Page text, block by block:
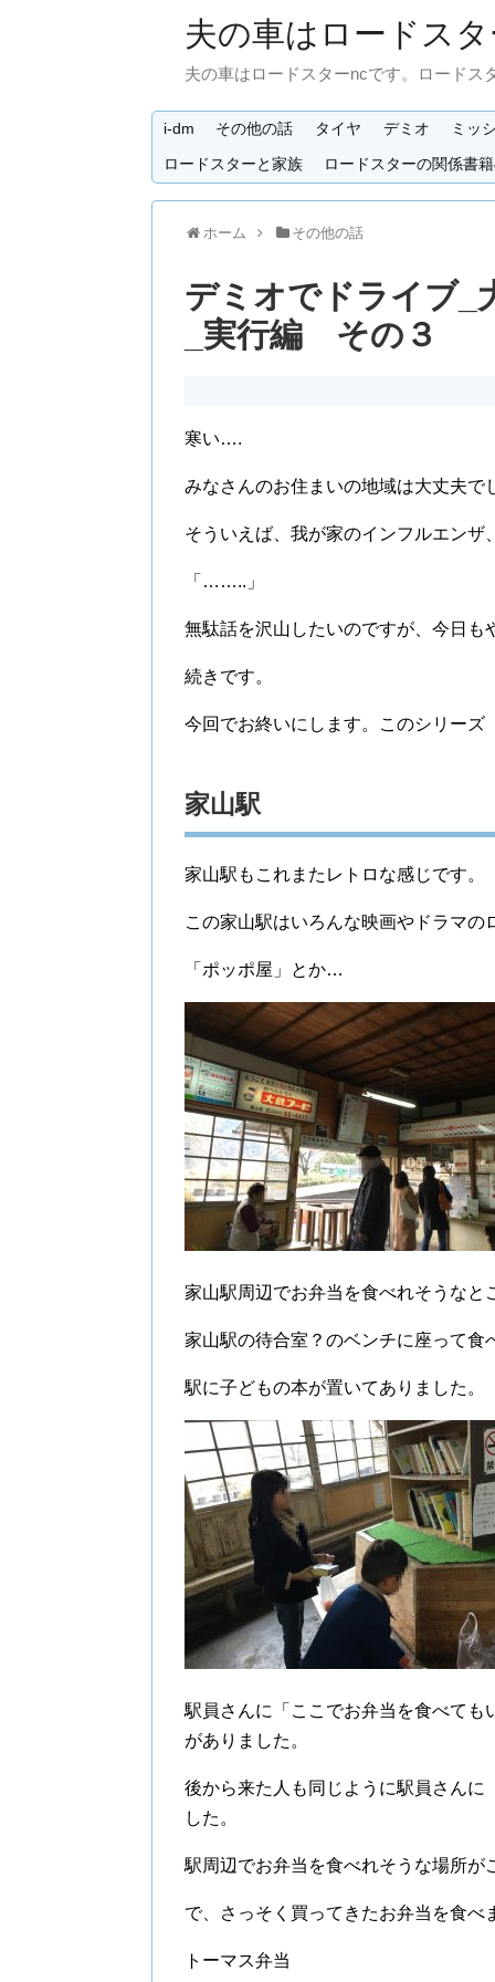
夫の車はロードス
夫の車はロードスターncです。ロードス
i-dm その他の話 タイヤ デミオ
ミッ
ロードスターと家族
ロードスターの関係書
ホーム その他の話
デミオでドライブ_
_実行編 その３
寒い….
みなさんのお住まいの地域は大丈夫で
そういえば、我が家のインフルエン
「……..」
無駄話を沢山したいのですが、今日
続きです。
今回でお終いにします。このシリーズ
家山駅
家山駅もこれまたレトロな感じです。
この家山駅はいろんな映画やドラマの
「ポッポ屋」とか…
家山駅周辺でお弁当を食べれそうな
家山駅の待合室？のベンチに座って食
駅に子どもの本が置いてありました。
駅員さんに「ここでお弁当を食べて
がありました。
後から来た人も同じように駅員さん
した。
駅周辺でお弁当を食べれそうな場所が
で、さっそく買ってきたお弁当を食べ
トーマス弁当